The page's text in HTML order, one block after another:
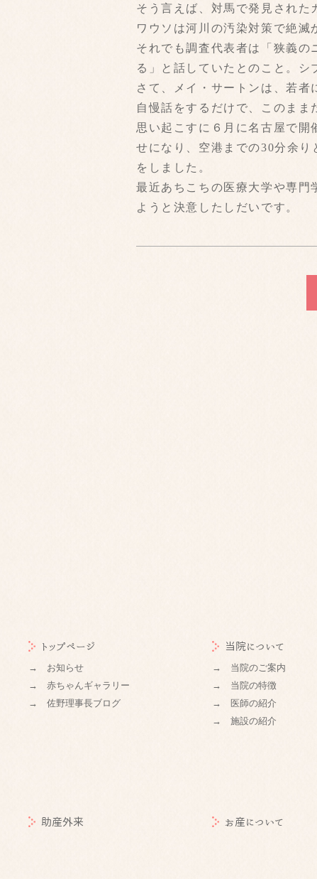
そう言えば、対馬で発見され
ワウソは河川の汚染対策で絶滅
それでも調査代表者は「狭義の
る」と話していたとのこと。シ
さて、メイ・サートンは、若
自慢話をするだけで、このまま
思い起こすに６月に名古屋で
せになり、空港までの30分余
をしました。
最近あちこちの医療大学や専門
ようと決意したしだいです。
トップページ
→ お知らせ
→ 赤ちゃんギャラリー
→ 佐野理事長ブログ
当院について
→ 当院のご案内
→ 当院の特徴
→ 医師の紹介
→ 施設の紹介
助産外来 お産について